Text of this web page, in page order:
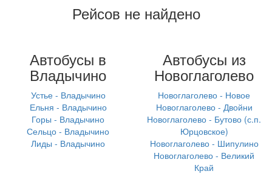
Рейсов не найдено
Автобусы в
Владычино
Устье - Владычино
Ельня - Владычино
Горы - Владычино
Сельцо - Владычино
Лиды - Владычино
Автобусы из
Новоглаголево
Новоглаголево - Новое
Новоглаголево - Двойни
Новоглаголево - Бутово (с.п.
Юрцовское)
Новоглаголево - Шипулино
Новоглаголево - Великий
Край